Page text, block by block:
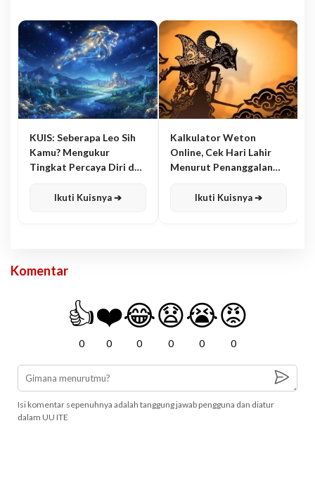
KUIS: Seberapa Leo Sih
Kamu? Mengukur
Tingkat Percaya Diri dan
Ikuti Kuisnya ➔
Kalkulator Weton
Online, Cek Hari Lahir
Menurut Penanggalan
Ikuti Kuisnya ➔
Komentar
👍
0
❤️
0
😂
0
😧
0
😭
0
😡
0
Isi komentar sepenuhnya adalah tanggung jawab pengguna dan diatur
dalam UU ITE